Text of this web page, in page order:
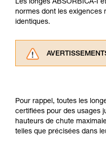
Les longes ABSORBICA-I
normes dont les exigences
identiques.
informations de
pouvoir
d’informations.
Maîtriser ces
Pour rappel, toutes les
certifiées pour des usages
hauteurs de chute
telles que précisées dans